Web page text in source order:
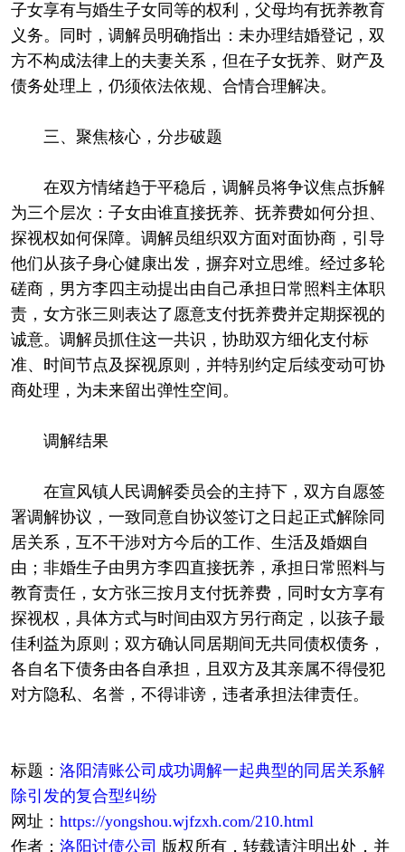
子女享有与婚生子女同等的权利，父母均有抚养教育
义务。同时，调解员明确指出：未办理结婚登记，双
方不构成法律上的夫妻关系，但在子女抚养、财产及
债务处理上，仍须依法依规、合情合理解决。
三、聚焦核心，分步破题
在双方情绪趋于平稳后，调解员将争议焦点拆解
为三个层次：子女由谁直接抚养、抚养费如何分担、
探视权如何保障。调解员组织双方面对面协商，引导
他们从孩子身心健康出发，摒弃对立思维。经过多轮
磋商，男方李四主动提出由自己承担日常照料主体职
责，女方张三则表达了愿意支付抚养费并定期探视的
诚意。调解员抓住这一共识，协助双方细化支付标
准、时间节点及探视原则，并特别约定后续变动可协
商处理，为未来留出弹性空间。
调解结果
在宣风镇人民调解委员会的主持下，双方自愿签
署调解协议，一致同意自协议签订之日起正式解除同
居关系，互不干涉对方今后的工作、生活及婚姻自
由；非婚生子由男方李四直接抚养，承担日常照料与
教育责任，女方张三按月支付抚养费，同时女方享有
探视权，具体方式与时间由双方另行商定，以孩子最
佳利益为原则；双方确认同居期间无共同债权债务，
各自名下债务由各自承担，且双方及其亲属不得侵犯
对方隐私、名誉，不得诽谤，违者承担法律责任。
标题： 洛阳清账公司成功调解一起典型的同居关系解
除引发的复合型纠纷
网址： https://yongshou.wjfzxh.com/210.html
作者： 洛阳讨债公司 版权所有，转载请注明出处，并